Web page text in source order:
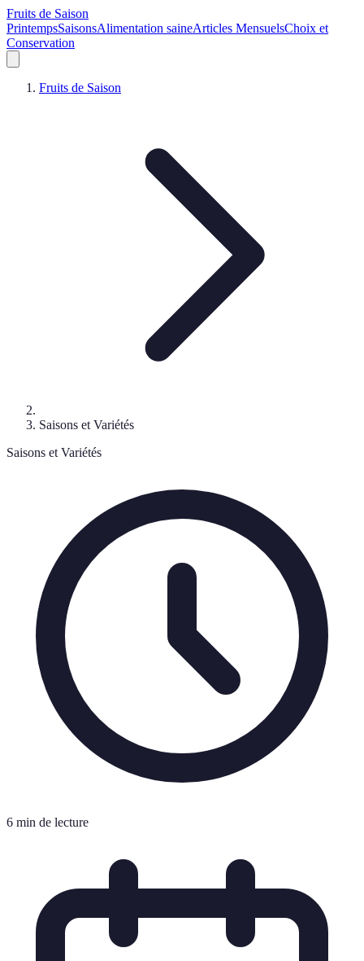
Fruits de Saison
PrintempsSaisonsAlimentation saineArticles MensuelsChoix et
Conservation
Fruits de Saison
Saisons et Variétés
Saisons et Variétés
6 min de lecture